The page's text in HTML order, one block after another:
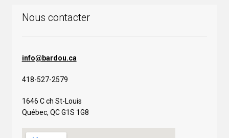
Nous contacter
info@bardou.ca
418-527-2579
1646 C ch St-Louis
Québec, QC G1S 1G8